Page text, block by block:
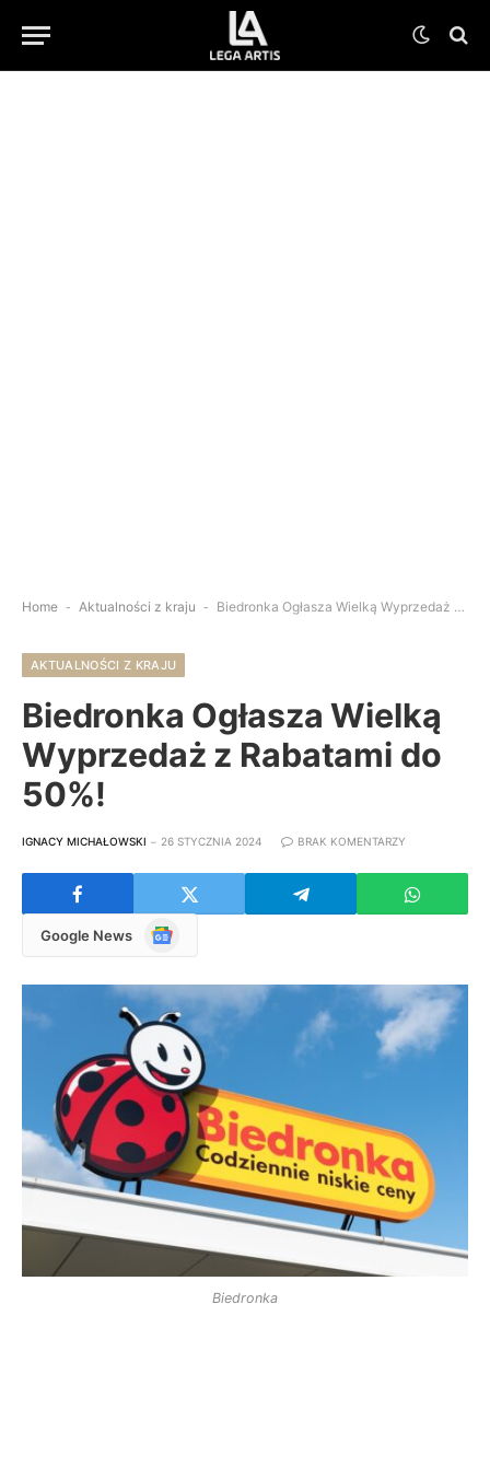
Home - Aktualności z kraju - Biedronka Ogłasza Wielką Wyprzedaż z Rabatami do 50%!
AKTUALNOŚCI Z KRAJU
Biedronka Ogłasza Wielką
Wyprzedaż z Rabatami do
50%!
IGNACY MICHAŁOWSKI 26 STYCZNIA 2024 BRAK KOMENTARZY
Google News
Google
Biedronka